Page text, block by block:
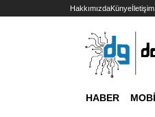
HakkımızdaKünyeİletişim
HABER